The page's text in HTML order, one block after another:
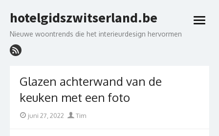
to
hotelgidszwitserland.be
Nieuwe woontrends die het interieurdesign hervormen
open
Glazen achterwand van de
keuken met een foto
Postedjuni 27, 2022 Author
Tim